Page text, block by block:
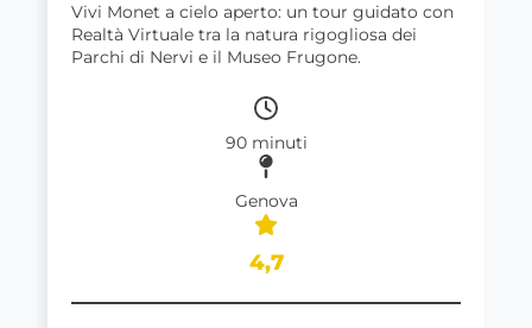
Vivi Monet a cielo aperto: un tour guidato con
Realtà Virtuale tra la natura rigogliosa dei
Parchi di Nervi e il Museo Frugone.
90 minuti
Genova
4,7